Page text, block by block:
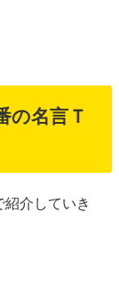
の名言Ｔ
介していき